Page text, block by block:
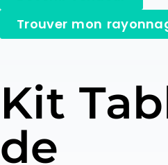
Trouver mon
Kit
de